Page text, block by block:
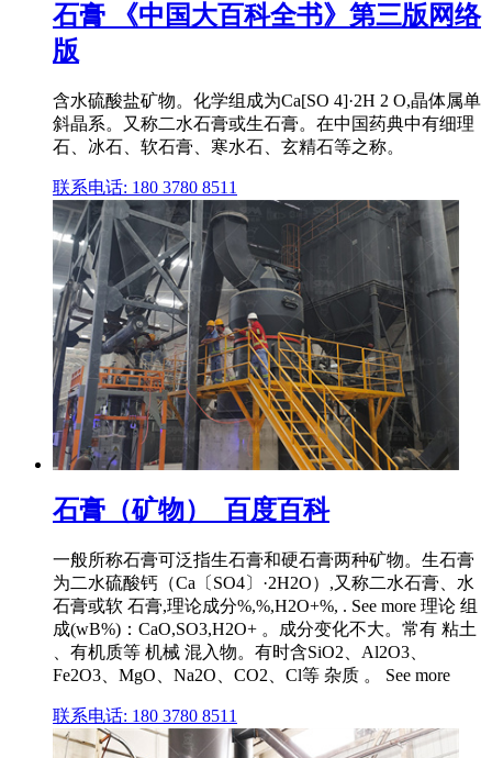
石膏 《中国大百科全书》第三版网络
版
含水硫酸盐矿物。化学组成为Ca[SO 4]·2H 2 O,晶体属单
斜晶系。又称二水石膏或生石膏。在中国药典中有细理
石、冰石、软石膏、寒水石、玄精石等之称。
联系电话: 180 3780 8511
石膏（矿物）_百度百科
一般所称石膏可泛指生石膏和硬石膏两种矿物。生石膏
为二水硫酸钙（Ca〔SO4〕·2H2O）,又称二水石膏、水
石膏或软 石膏,理论成分%,%,H2O+%, . See more 理论 组
成(wB%)：CaO,SO3,H2O+ 。成分变化不大。常有 粘土
、有机质等 机械 混入物。有时含SiO2、Al2O3、
Fe2O3、MgO、Na2O、CO2、Cl等 杂质 。 See more
联系电话: 180 3780 8511